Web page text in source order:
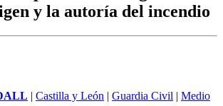
y la autoría del incendio
| Castilla y León | Guardia Civil | Medio